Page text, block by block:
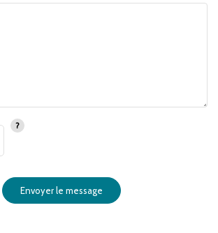
Envoyer le message